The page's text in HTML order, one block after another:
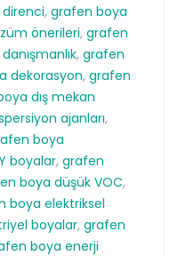
, grafen boya
önerileri, grafen
, grafen
dekorasyon, grafen
dış mekan
ajanları,
boya
boyalar, grafen
boya düşük VOC,
boya elektriksel
boyalar, grafen
boya enerji